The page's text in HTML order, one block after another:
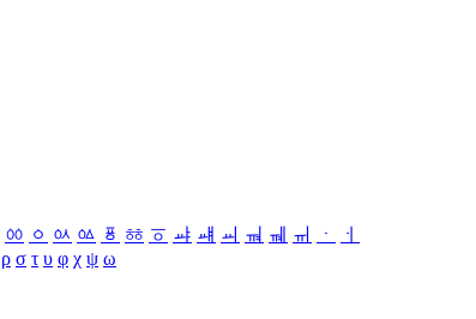
ㆀ ㆁ ㆂ ㆃ ㆄ ㆅ ㆆ ㆇ ㆈ ㆉ ㆊ ㆋ ㆌ ㆍ
ㆎ
ρ σ τ υ φ χ ψ ω